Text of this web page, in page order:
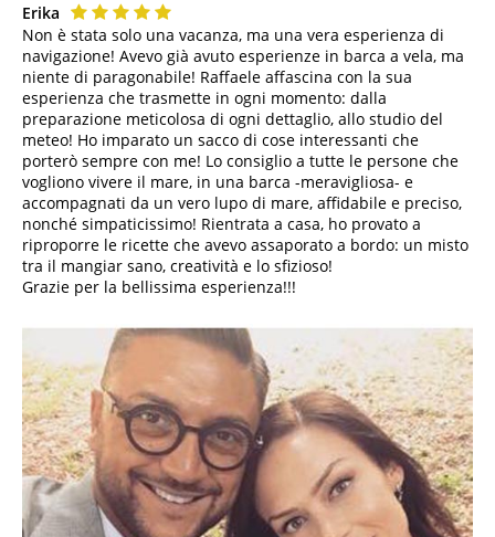
Erika
Non è stata solo una vacanza, ma una vera esperienza di
navigazione! Avevo già avuto esperienze in barca a vela, ma
niente di paragonabile! Raffaele affascina con la sua
esperienza che trasmette in ogni momento: dalla
preparazione meticolosa di ogni dettaglio, allo studio del
meteo! Ho imparato un sacco di cose interessanti che
porterò sempre con me! Lo consiglio a tutte le persone che
vogliono vivere il mare, in una barca -meravigliosa- e
accompagnati da un vero lupo di mare, affidabile e preciso,
nonché simpaticissimo! Rientrata a casa, ho provato a
riproporre le ricette che avevo assaporato a bordo: un misto
tra il mangiar sano, creatività e lo sfizioso!
Grazie per la bellissima esperienza!!!